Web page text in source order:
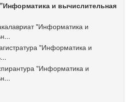
и вычислительная
"Информатика и
"Информатика и
"Информатика и